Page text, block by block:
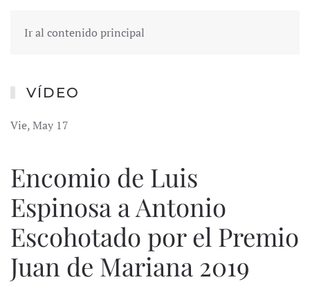
Ir al contenido principal
VÍDEO
Vie, May 17
Encomio de Luis
Espinosa a Antonio
Escohotado por el Premio
Juan de Mariana 2019